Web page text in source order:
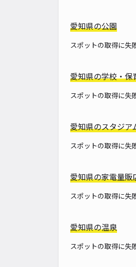
愛知県の公園
スポットの取得に失
愛知県の学校・保
スポットの取得に失
愛知県のスタジア
スポットの取得に失
愛知県の家電量販
スポットの取得に失
愛知県の温泉
スポットの取得に失